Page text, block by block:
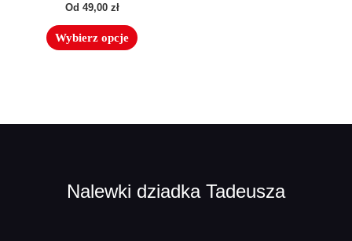
Od 49,00 zł
Wybierz opcje
Nalewki dziadka Tadeusza